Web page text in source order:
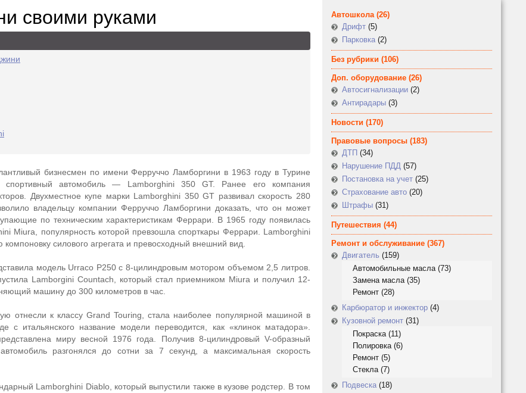
своими руками
бизнесмен по имени Ферруччо Ламборгини в 1963 году в Турине
спортивный автомобиль — Lamborghini 350 GT. Ранее его компания
Двухместное купе марки Lamborghini 350 GT развивал скорость 280
владельцу компании Ферруччо Ламборгини доказать, что он может
по техническим характеристикам Феррари. В 1965 году появилась
Miura, популярность которой превзошла спорткары Феррари. Lamborghini
силового агрегата и превосходный внешний вид.
модель Urraco P250 с 8-цилиндровым мотором объемом 2,5 литров.
Lamborgini Countach, который стал приемником Miura и получил 12-
машину до 300 километров в час.
отнесли к классу Grand Touring, стала наиболее популярной машиной в
с итальянского название модели переводится, как «клинок матадора».
миру весной 1976 года. Получив 8-цилиндровый V-образный
автомобиль разгонялся до сотни за 7 секунд, а максимальная скорость
Lamborghini Diablo, который выпустили также в кузове родстер. В том
Автошкола(26)
Дрифт (5)
Парковка (2)
Без рубрики (106)
Доп. оборудование (26)
Автосигнализации (2)
Антирадары (3)
Новости (170)
Правовые вопросы (183)
ДТП (34)
Нарушение ПДД (57)
Постановка на учет (25)
Страхование авто (20)
Штрафы (31)
Путешествия (44)
Ремонт и обслуживание (367)
Двигатель (159)
Автомобильные масла(73)
Замена масла(35)
Ремонт (28)
Карбюратор и инжектор (4)
Кузовной ремонт (31)
Покраска(11)
Полировка(6)
Ремонт (5)
Стекла(7)
Подвеска (18)